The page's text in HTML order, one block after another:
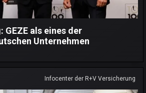
als eines der
Unternehmen
Infocenter der R+V Versicherung